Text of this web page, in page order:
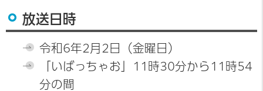
放送日時
令和6年2月2日（金曜日）
「いばっちゃお」11時30分から11時54
分の間